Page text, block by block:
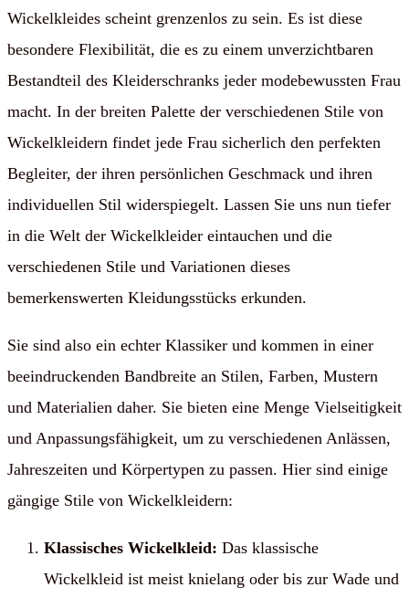
Wickelkleides scheint grenzenlos zu sein. Es ist diese
besondere Flexibilität, die es zu einem unverzichtbaren
Bestandteil des Kleiderschranks jeder modebewussten Frau
macht. In der breiten Palette der verschiedenen Stile von
Wickelkleidern findet jede Frau sicherlich den perfekten
Begleiter, der ihren persönlichen Geschmack und ihren
individuellen Stil widerspiegelt. Lassen Sie uns nun tiefer
in die Welt der Wickelkleider eintauchen und die
verschiedenen Stile und Variationen dieses
bemerkenswerten Kleidungsstücks erkunden.
Sie sind also ein echter Klassiker und kommen in einer
beeindruckenden Bandbreite an Stilen, Farben, Mustern
und Materialien daher. Sie bieten eine Menge Vielseitigkeit
und Anpassungsfähigkeit, um zu verschiedenen Anlässen,
Jahreszeiten und Körpertypen zu passen. Hier sind einige
gängige Stile von Wickelkleidern:
Klassisches Wickelkleid: Das klassische
Wickelkleid ist meist knielang oder bis zur Wade und